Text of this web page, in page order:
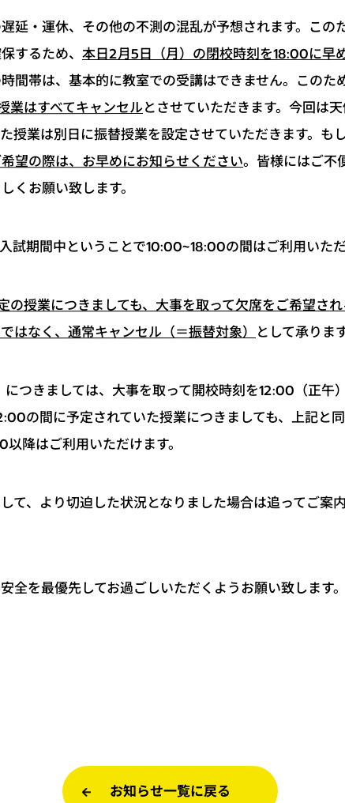
延・運休、その他の不測の混乱が予想されます。この
するため、 本日2月5日（月）の閉校時刻を18:00に早
間帯は、基本的に教室での受講はできません。このた
業はすべてキャンセルとさせていただきます。今回は
授業は別日に振替授業を設定させていただきます。も
望の際は、お早めにお知らせください。皆様にはご不
くお願い致します。
試期間中ということで10:00~18:00の間はご利用いただ
の授業につきましても、大事を取って欠席をご希望さ
はなく、通常キャンセル（＝振替対象）として承りま
つきましては、大事を取って開校時刻を12:00（正午
の間に予定されていた授業につきましても、上記と
降はご利用いただけます。
て、より切迫した状況となりました場合は追ってご案
全を最優先してお過ごしいただくようお願い致します。
お知らせ一覧に戻る